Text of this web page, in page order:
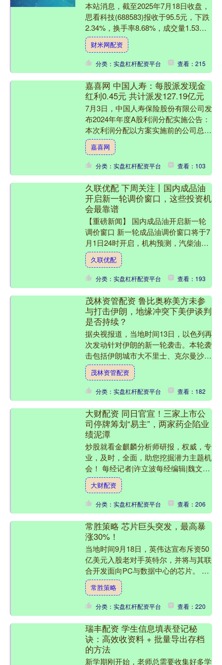
本站消息，截至2025年7月18日收盘，
思看科技(688583)报收于95.5元，下跌
2.34%，换手率8.68%，成交量1.53万
手，成交额1.46亿元。 7....
财米网配资
分类：实盘杠杆配资平台 查看：215
嘉喜网 中国人寿：每股派发现金
红利0.45元 共计派发127.19亿元
7月3日，中国人寿保险股份有限公司发
布2024年年度A股利润分配实施公告：
本次利润分配以方案实施前的公司总股
本28，264，705，000股为基数，每股
派发现金....
嘉喜网
分类：实盘杠杆配资平台 查看：103
久联优配 下周关注丨国内成品油
开启新一轮调价窗口，这些投资机
会最靠谱
【重磅新闻】 国内成品油开启新一轮
调价窗口 新一轮成品油调价窗口将于7
月1日24时开启，机构预测，汽柴油价
格将上调600元/吨，折算为每升油价上
涨0.49-0.....
久联优配
分类：实盘杠杆配资平台 查看：193
茂林资管配资 鲁比奥称美方未参
与打击伊朗，地缘冲突下美伊谈判
是否持续？
据央视报道，当地时间13日，以色列再
次发动针对伊朗的新一轮袭击。本轮袭
击包括伊朗城市大不里士、克尔曼沙阿
省等。 伊朗东阿塞拜疆省危机管理中
心负责人表示，该省三处....
茂林资管配资
分类：实盘杠杆配资平台 查看：182
大财配资 同日官宣！三家上市公
司停牌筹划“易主”，两家药企陷业
绩泥潭
炒股就看金麒麟分析师研报，权威，专
业，及时，全面，助您挖掘潜力主题机
会！ 每经记者|许立波每经编辑|魏文艺
三家上市公司同日宣布停牌筹划控制权
变更。 9月28日....
大财配资
分类：实盘杠杆配资平台 查看：206
常胜策略 芯片巨头突发，最高暴
涨30%！
当地时间9月18日，英伟达宣布斥资50
亿美元入股老对手英特尔，并将与其联
合开发面向PC与数据中心的芯片。 受
英伟达入股刺激，英特尔周四盘前飙升
30%，英伟达则小....
常胜策略
分类：实盘杠杆配资平台 查看：220
瑞丰配资 学生信息填表登记秘
诀：高效收资料 + 批量导出存档
的方法
新学期刚开始，老师总需要收集好多学